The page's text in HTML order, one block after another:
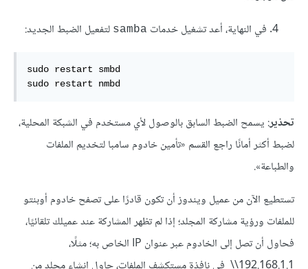
في النهاية، أعد تشغيل خدمات samba لتفعيل الضبط الجديد:
sudo restart smbd
sudo restart nmbd
تحذير: يسمح الضبط السابق بالوصول لأي مستخدم في الشبكة المحلية،
لضبط أكثر أمانًا راجع القسم «تأمين خادوم سامبا لتخديم الملفات
والطباعة».
تستطيع الآن من عميل ويندوز أن تكون قادرًا على تصفح خادوم أوبنتو
للملفات ورؤية مشاركة المجلد؛ إذا لم تظهر المشاركة عند عميلك تلقائيًا،
فحاول أن تصل إلى الخادوم عبر عنوان IP الخاص به؛ مثلًا،